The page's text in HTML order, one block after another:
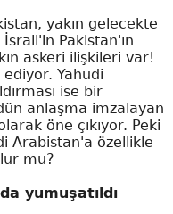
yakın gelecekte
Pakistan'ın
askeri ilişkileri var!
ediyor. Yahudi
ise bir
anlaşma imzalayan
öne çıkıyor. Peki
Arabistan'a özellikle
mu?
yumuşatıldı